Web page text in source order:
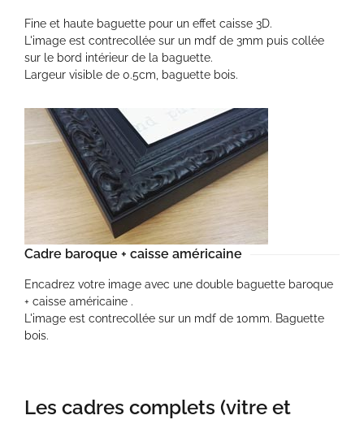
Fine et haute baguette pour un effet caisse 3D.
L'image est contrecollée sur un mdf de 3mm puis collée
sur le bord intérieur de la baguette.
Largeur visible de 0.5cm, baguette bois.
Cadre baroque + caisse américaine
Encadrez votre image avec une double baguette baroque
+ caisse américaine .
L'image est contrecollée sur un mdf de 10mm. Baguette
bois.
Les cadres complets (vitre et